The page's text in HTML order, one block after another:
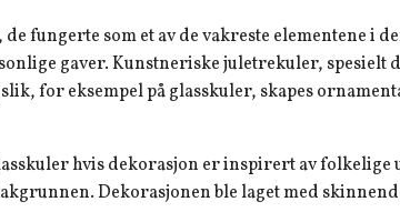
fungerte som et av de vakreste elementene i
gaver. Kunstneriske juletrekuler,
for eksempel på glasskuler, skapes
hvis dekorasjon er inspirert av
Dekorasjonen ble laget med